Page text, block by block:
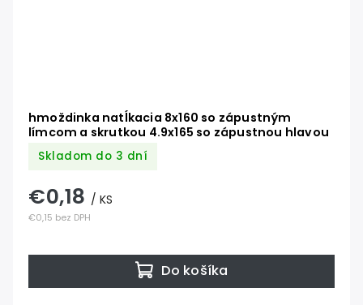
hmoždinka natĺkacia 8x160 so zápustným
límcom a skrutkou 4.9x165 so zápustnou hlavou
Skladom do 3 dní
€0,15 bez DPH
€0,18 / KS
Do košíka